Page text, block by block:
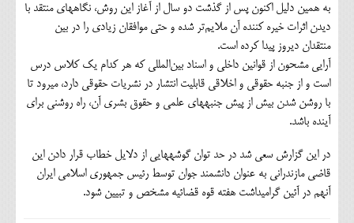
به همین دلیل اکنون پس از گذشت دو سال از آغاز این روش، نگاه‎های منتقد با
دیدن اثرات خیره کننده آن ملایم‌تر شده و حتی موافقان زیادی را در بین
منتقدان دیروز پیدا کرده است.
آرایی مشحون از قوانین داخلی و اسناد بین‌المللی که هر کدام یک کلاس درس
است و از جنبه حقوقي و اخلاقي قابلیت انتشار در نشریات حقوقی دارد، می‎رود تا
با روشن شدن بیش از پیش جنبه‎های علمی و حقوق بشری آن، راه روشنی برای
آینده باشد.
در این گزارش سعی شد در حد توان گوشه‎هایی از دلایل خطاب قرار دادن این
قاضی مازندرانی به عنوان دانشمند جوان توسط رئیس جمهوری اسلامی ایران
آنهم در آئین گرامیداشت هفته قوه قضائیه مشخص و تبیین شود.